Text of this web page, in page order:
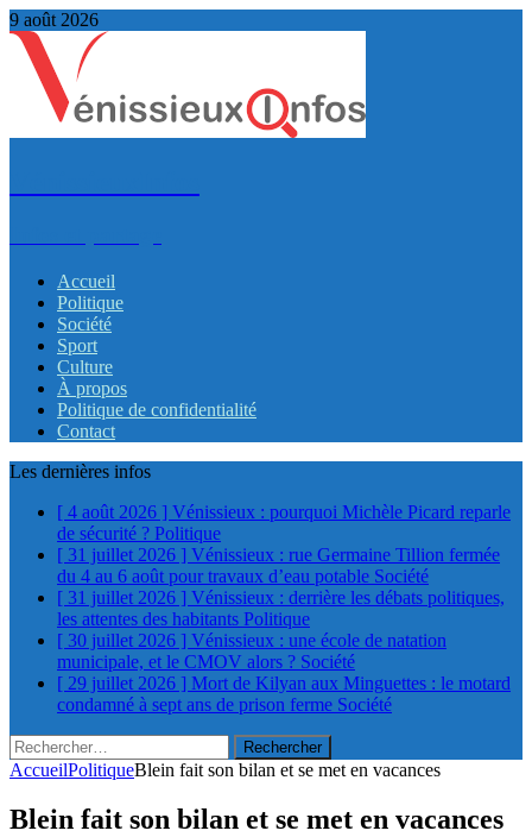
9 août 2026
Accueil
Politique
Société
Sport
Culture
À propos
Politique de confidentialité
Contact
Les dernières infos
[ 4 août 2026 ] Vénissieux : pourquoi Michèle Picard reparle
de sécurité ? Politique
[ 31 juillet 2026 ] Vénissieux : rue Germaine Tillion fermée
du 4 au 6 août pour travaux d’eau potable Société
[ 31 juillet 2026 ] Vénissieux : derrière les débats politiques,
les attentes des habitants Politique
[ 30 juillet 2026 ] Vénissieux : une école de natation
municipale, et le CMOV alors ? Société
[ 29 juillet 2026 ] Mort de Kilyan aux Minguettes : le motard
condamné à sept ans de prison ferme Société
Rechercher :
AccueilPolitiqueBlein fait son bilan et se met en vacances
Blein fait son bilan et se met en vacances